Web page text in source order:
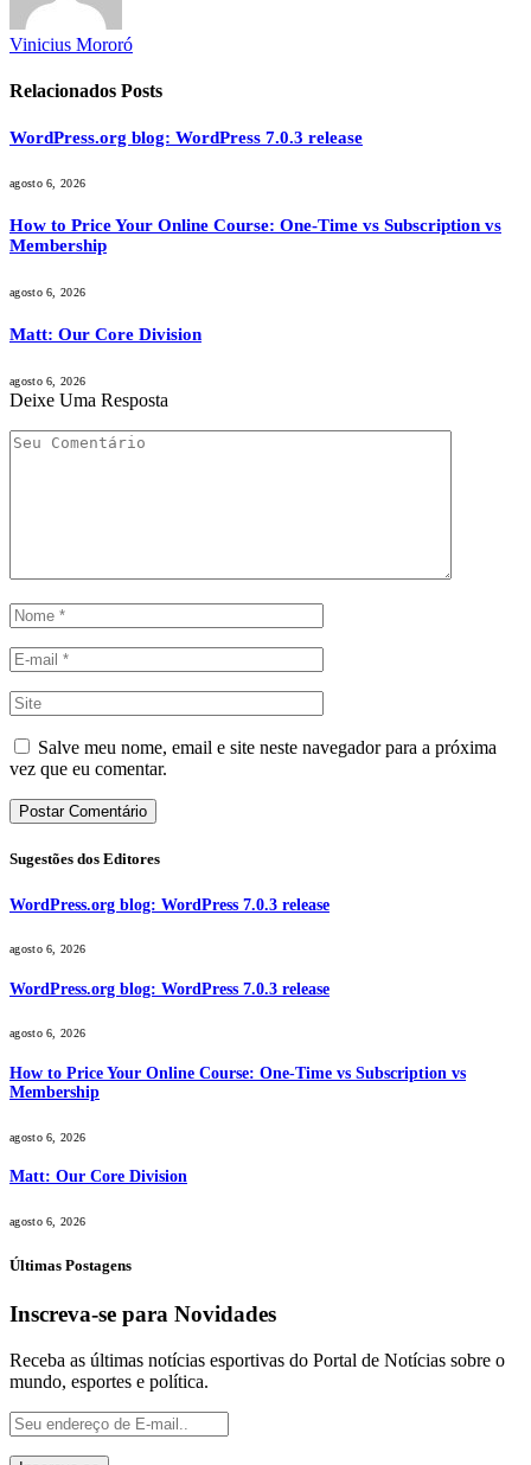
Vinicius Mororó
Relacionados Posts
WordPress.org blog: WordPress 7.0.3 release
agosto 6, 2026
How to Price Your Online Course: One-Time vs Subscription vs
Membership
agosto 6, 2026
Matt: Our Core Division
agosto 6, 2026
Deixe Uma Resposta
Salve meu nome, email e site neste navegador para a próxima
vez que eu comentar.
Sugestões dos Editores
WordPress.org blog: WordPress 7.0.3 release
agosto 6, 2026
WordPress.org blog: WordPress 7.0.3 release
agosto 6, 2026
How to Price Your Online Course: One-Time vs Subscription vs
Membership
agosto 6, 2026
Matt: Our Core Division
agosto 6, 2026
Últimas Postagens
Inscreva-se para Novidades
Receba as últimas notícias esportivas do Portal de Notícias sobre o
mundo, esportes e política.